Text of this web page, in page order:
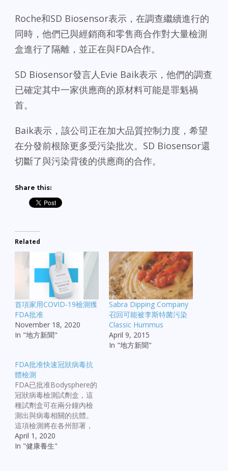
Roche和SD Biosensor表示，在調查繼續進行的
同時，他們已與經銷商和零售商合作對大量檢測
盒進行了隔離，並正在與FDA合作。
SD Biosensor發言人Evie Baik表示，他們的調查
已確定其中一家供應商的原材料可能是罪魁禍
首。
Baik表示，該公司正在加大品質控制力度，希望
在分發前根除更多受污染批次。SD Biosensor還
切斷了與污染背後的供應商的合作。
Share this:
Related
首項家用COVID-19檢測獲
FDA批准
November 18, 2020
In "地方新聞"
Sabra Dipping Company
召回可能被李斯特菌污染
Classic Hummus
April 9, 2015
In "地方新聞"
FDA批准快速冠狀病毒抗
體檢測
FDA已批准Bodysphere的
冠狀病毒檢測試劑盒，這
種試劑盒可在兩分鐘內檢
測出與病毒相關的抗體。
這項檢測將在各州部署，
使醫療機構能夠檢測出患
者在某個時點感染過病毒
April 1, 2020
In "健康養生"